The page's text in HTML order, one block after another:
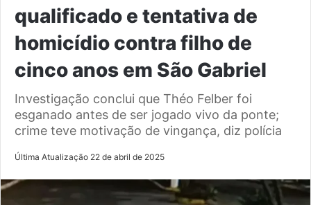
qualificado e tentativa de
homicídio contra filho de
cinco anos em São Gabriel
Investigação conclui que Théo Felber foi
esganado antes de ser jogado vivo da ponte;
crime teve motivação de vingança, diz polícia
Última Atualização 22 de abril de 2025